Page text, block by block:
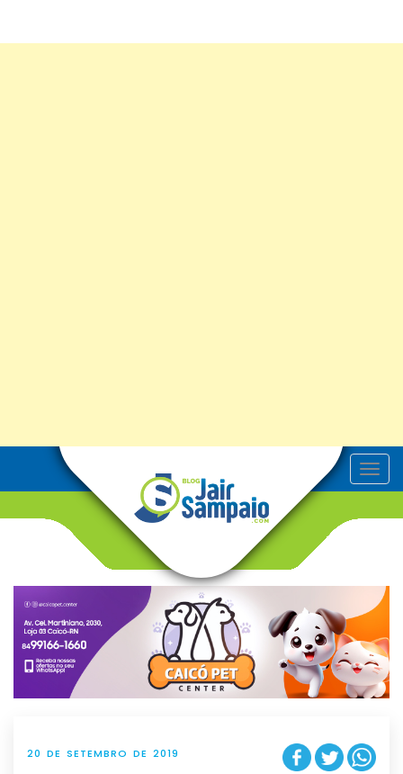
T
o
v
g
t
i
o
n
20 DE SETEMBRO DE 2019